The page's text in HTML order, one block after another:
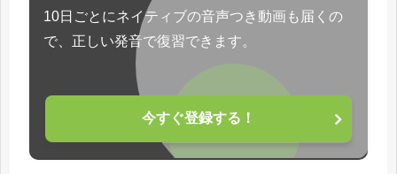
10日ごとにネイティブの音声つき動画も届くの
で、正しい発音で復習できます。
今すぐ登録する！